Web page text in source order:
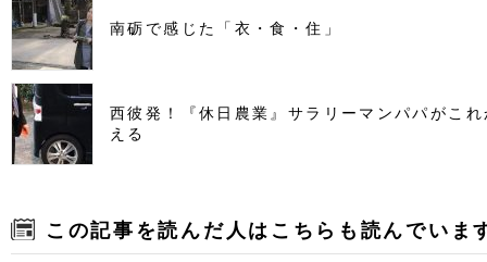
南砺で感じた「衣・食・住」
西彼発！『休日農業』サラリーマンパパがこ
える
この記事を読んだ人はこちらも読んでいま